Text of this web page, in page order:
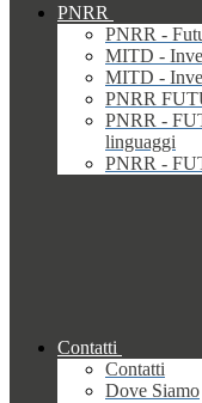
PNRR
PNRR -
MITD -
MITD -
PNRR
PNRR -
linguaggi
PNRR -
Contatti
Contatti
Dove Siamo